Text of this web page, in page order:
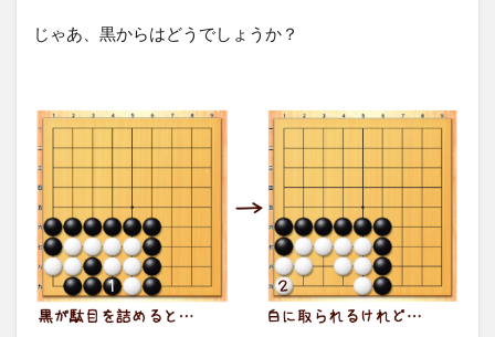
じゃあ、黒からはどうでしょうか？